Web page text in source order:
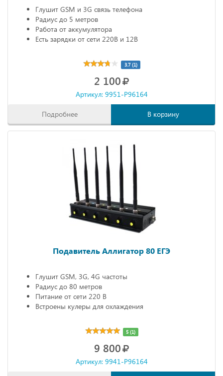
Глушит GSM и 3G связь телефона
Радиус до 5 метров
Работа от аккумулятора
Есть зарядки от сети 220В и 12В
3.7 (1)
2 100
Артикул: 9951-P96164
Подробнее В корзину
Подавитель Аллигатор 80 ЕГЭ
Глушит GSM, 3G, 4G частоты
Радиус до 80 метров
Питание от сети 220 В
Встроены кулеры для охлаждения
5 (1)
9 800
Артикул: 9941-P96164